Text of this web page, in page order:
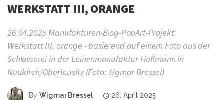
WERKSTATT III, ORANGE
26.04.2025 Manufakturen-Blog-PopArt-Projekt:
Werkstatt III, orange - basierend auf einem Foto aus der
Schlosserei in der Leinenmanufaktur Hoffmann in
Neukirch/Oberlausitz (Foto: Wgmar Bressel)
By Wigmar Bressel 26. April 2025